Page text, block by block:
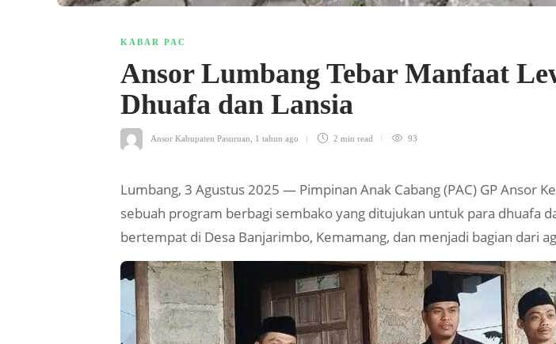
KABAR PAC
Ansor Lumbang Tebar Manfaat
Dhuafa dan Lansia
Ansor Kabupaten Pasuruan 1 tahun ago 2 min read 93
Lumbang, 3 Agustus 2025 — Pimpinan Anak Cabang (PAC) GP Ansor
sebuah program berbagi sembako yang ditujukan untuk para dhuafa
bertempat di Desa Banjarimbo, Kemamang, dan menjadi bagian dari